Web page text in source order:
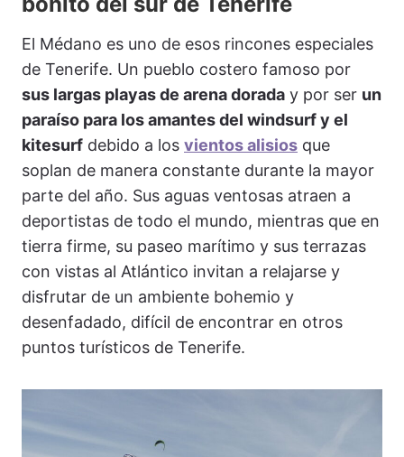
El Médano es uno de esos rincones especiales
de Tenerife. Un pueblo costero famoso por
sus largas playas de arena dorada y por ser un
paraíso para los amantes del windsurf y el
kitesurf debido a los vientos alisios que
soplan de manera constante durante la mayor
parte del año. Sus aguas ventosas atraen a
deportistas de todo el mundo, mientras que en
tierra firme, su paseo marítimo y sus terrazas
con vistas al Atlántico invitan a relajarse y
disfrutar de un ambiente bohemio y
desenfadado, difícil de encontrar en otros
puntos turísticos de Tenerife.